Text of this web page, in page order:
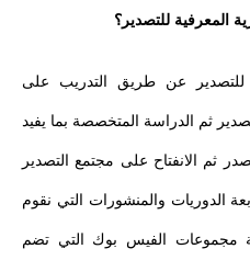
المعرفية للتصدير؟
للتصدير عن طريق التدريب على
ثم الدراسة المتخصصة بما يفيد
ثم الانفتاح على مجتمع التصدير
الدوريات والمنشورات التي نقوم
مجموعات الفيس بوك التي تضم